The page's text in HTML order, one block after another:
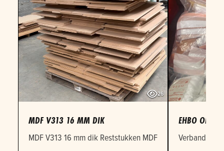
26
MDF V313 16 MM DIK
MDF V313 16 mm dik Reststukken MDF 16mm in
EHBO